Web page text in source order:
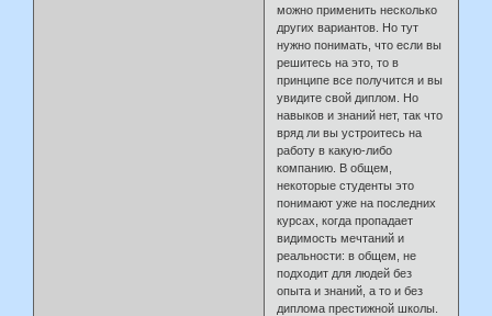
можно применить несколько
других вариантов. Но тут
нужно понимать, что если вы
решитесь на это, то в
принципе все получится и вы
увидите свой диплом. Но
навыков и знаний нет, так что
вряд ли вы устроитесь на
работу в какую-либо
компанию. В общем,
некоторые студенты это
понимают уже на последних
курсах, когда пропадает
видимость мечтаний и
реальности: в общем, не
подходит для людей без
опыта и знаний, а то и без
диплома престижной школы.